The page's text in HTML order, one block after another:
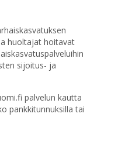
huoltajat hoitavat
sijoitus- ja
palvelun kautta
pankkitunnuksilla tai